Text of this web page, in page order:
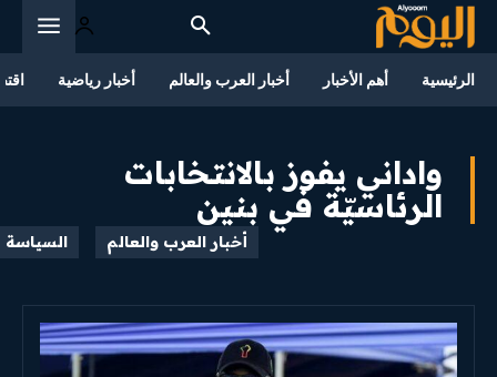
الرئيسية أهم الأخبار أخبار العرب والعالم أخبار رياضية
واداني يفوز بالانتخابات
الرئاسيّة في بنين
أخبار العرب والعالم السياسة